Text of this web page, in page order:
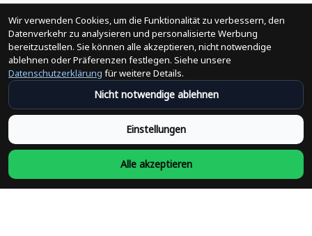
Politiken
Änderungen der Bestellung
Versandpolitik
Rückerstattungsrichtlinie
Rückgabepolitik
Wir verwenden Cookies, um die Funktionalität zu verbessern, den
Datenverkehr zu analysieren und personalisierte Werbung
bereitzustellen. Sie können alle akzeptieren, nicht notwendige
ablehnen oder Präferenzen festlegen. Siehe unsere
Datenschutzerklärung für weitere Details.
Nicht notwendige ablehnen
Einstellungen
Alle akzeptieren